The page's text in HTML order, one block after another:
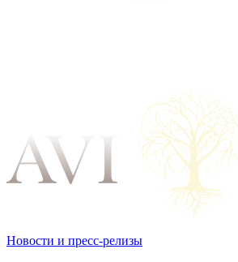
Новости и пресс-релизы